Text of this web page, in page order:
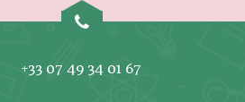
+33 07 49 34 01 67